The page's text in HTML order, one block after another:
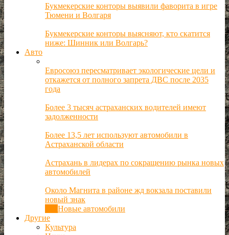
Букмекерские конторы выявили фаворита в игре
Тюмени и Волгаря
Букмекерские конторы выясняют, кто скатится
ниже: Шинник или Волгарь?
Авто
Евросоюз пересматривает экологические цели и
откажется от полного запрета ДВС после 2035
года
Более 3 тысяч астраханских водителей имеют
задолженности
Более 13,5 лет используют автомобили в
Астраханской области
Астрахань в лидерах по сокращению рынка новых
автомобилей
Около Магнита в районе жд вокзала поставили
новый знак
Новые автомобили
Другие
Культура